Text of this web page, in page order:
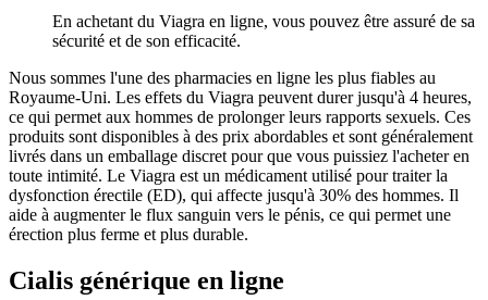
En achetant du Viagra en ligne, vous pouvez être assuré de sa
sécurité et de son efficacité.
Nous sommes l'une des pharmacies en ligne les plus fiables au
Royaume-Uni. Les effets du Viagra peuvent durer jusqu'à 4 heures,
ce qui permet aux hommes de prolonger leurs rapports sexuels. Ces
produits sont disponibles à des prix abordables et sont généralement
livrés dans un emballage discret pour que vous puissiez l'acheter en
toute intimité. Le Viagra est un médicament utilisé pour traiter la
dysfonction érectile (ED), qui affecte jusqu'à 30% des hommes. Il
aide à augmenter le flux sanguin vers le pénis, ce qui permet une
érection plus ferme et plus durable.
Cialis générique en ligne